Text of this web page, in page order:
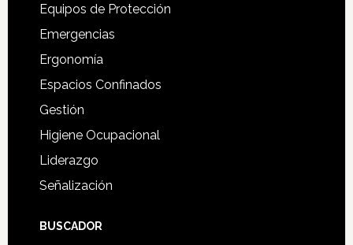
Equipos de Protección
Emergencias
Ergonomía
Espacios Confinados
Gestión
Higiene Ocupacional
Liderazgo
Señalización
BUSCADOR